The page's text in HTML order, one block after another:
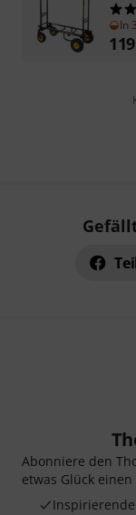
In
119
Abonniere den
etwas Glück einen